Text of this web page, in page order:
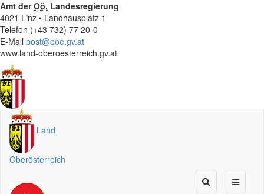
Amt derOö. Landesregierung
4021 Linz • Landhausplatz 1
Telefon (+43 732) 77 20-0
E-Mail post@ooe.gv.at
www.land-oberoesterreich.gv.at
Land
Oberösterreich